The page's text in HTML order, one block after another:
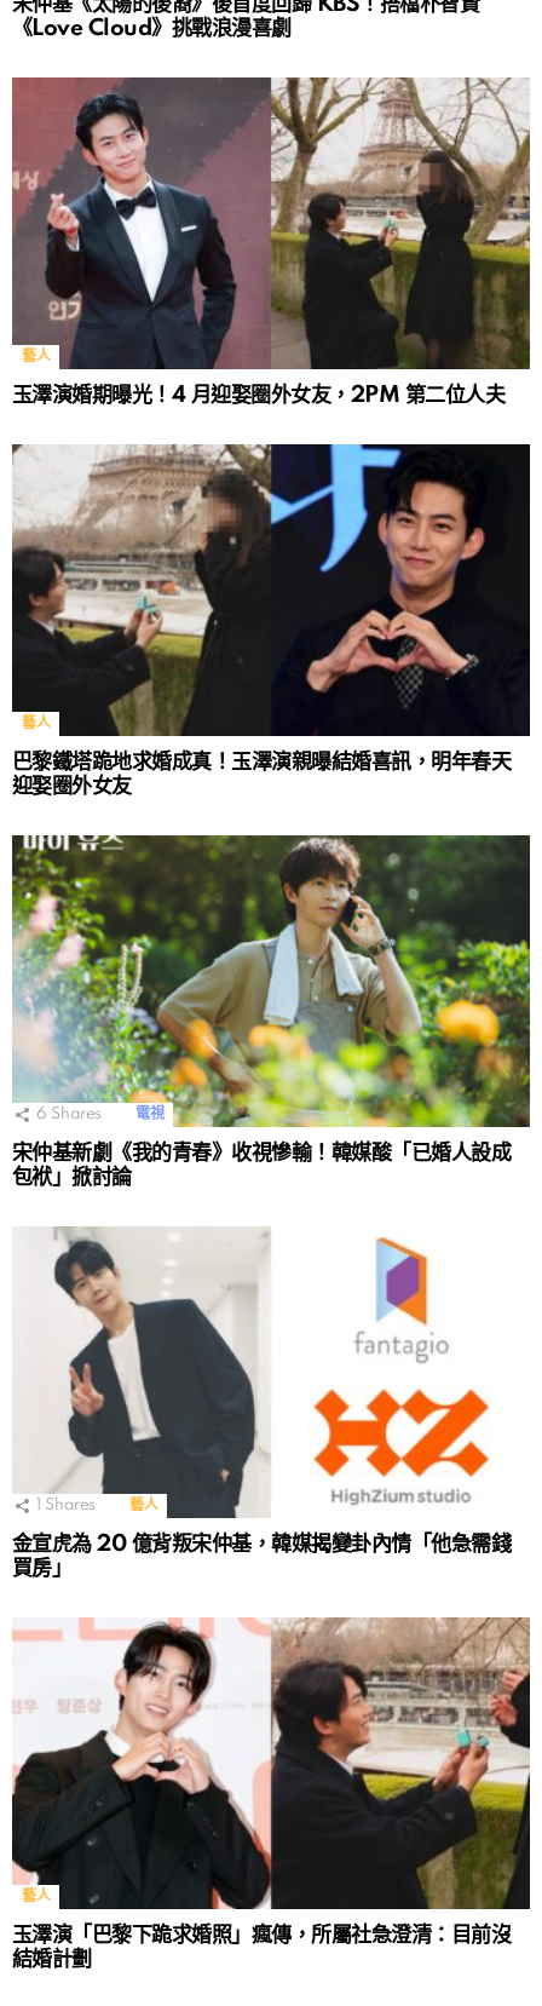
《Love Cloud》挑戰浪漫喜劇
藝人
玉澤演婚期曝光！4 月迎娶圈外女友，2PM 第二位人夫
藝人
巴黎鐵塔跪地求婚成真！玉澤演親曝結婚喜訊，明年春天
迎娶圈外女友
6 Shares 電視
宋仲基新劇《我的青春》收視慘輸！韓媒酸「已婚人設成
包袱」掀討論
Shares 藝人
金宣虎為 20 億背叛宋仲基，韓媒揭變卦內情「他急需錢
買房」
藝人
玉澤演「巴黎下跪求婚照」瘋傳，所屬社急澄清：目前沒
結婚計劃